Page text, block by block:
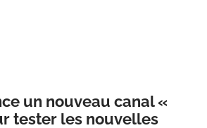
un nouveau canal «
tester les nouvelles